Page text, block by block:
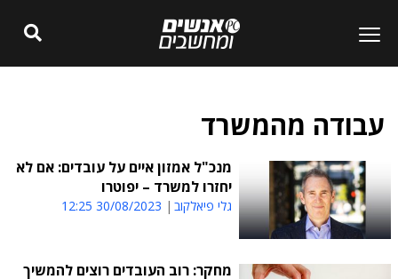
עבודה מהמשרד
מנכ"ל אמזון איים על עובדים: אם לא
יחזרו למשרד – יפוטרו
גלי פיאלקוב 30/08/2023 12:25
מחקר: רוב העובדים רוצים להמשיך